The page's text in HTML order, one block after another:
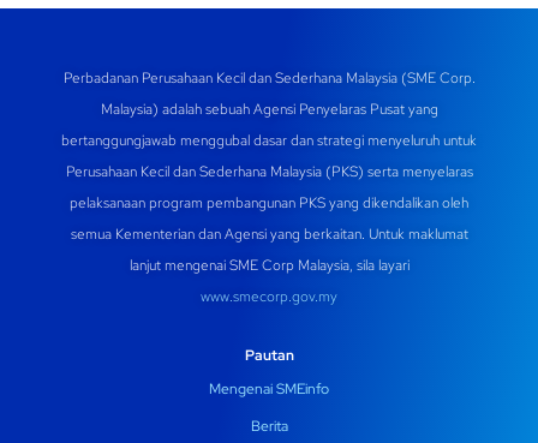
Perbadanan Perusahaan Kecil dan Sederhana Malaysia (SME Corp.
Malaysia) adalah sebuah Agensi Penyelaras Pusat yang
bertanggungjawab menggubal dasar dan strategi menyeluruh untuk
Perusahaan Kecil dan Sederhana Malaysia (PKS) serta menyelaras
pelaksanaan program pembangunan PKS yang dikendalikan oleh
semua Kementerian dan Agensi yang berkaitan. Untuk maklumat
lanjut mengenai SME Corp Malaysia, sila layari
www.smecorp.gov.my
Pautan
Mengenai SMEinfo
Berita